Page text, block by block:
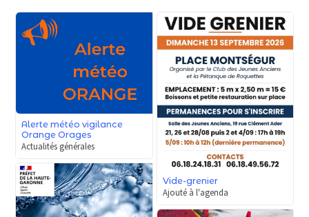
Alerte météo vigilance
Orange Orages
Actualités générales
Vide-grenier
Ajouté à l'agenda